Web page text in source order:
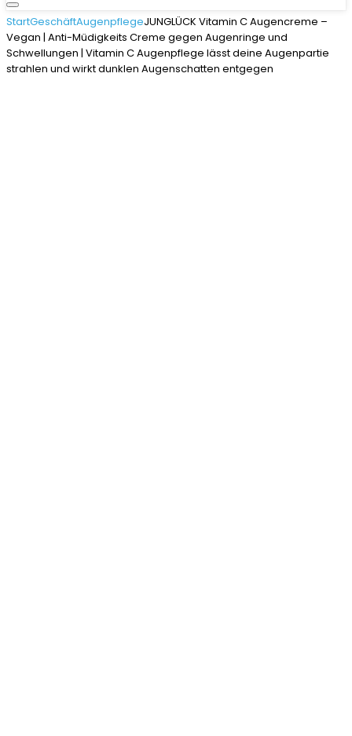
StartGeschäftAugenpflegeJUNGLÜCK Vitamin C Augencreme –
Vegan | Anti-Müdigkeits Creme gegen Augenringe und
Schwellungen | Vitamin C Augenpflege lässt deine Augenpartie
strahlen und wirkt dunklen Augenschatten entgegen